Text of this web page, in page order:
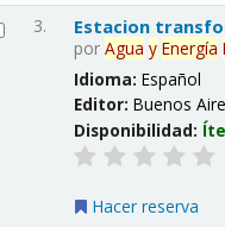
3. Estacion
porAgua y Energía
Idioma:Español
Editor:Buenos
Disponibilidad:
Hacer reserva